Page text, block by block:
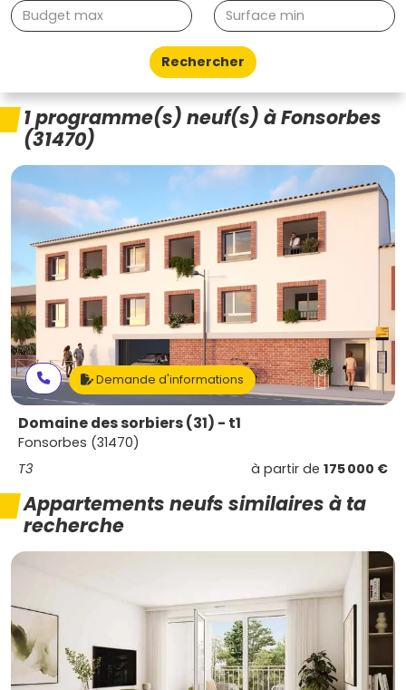
Rechercher
1 programme(s) neuf(s) à Fonsorbes
(31470)
Demande d'informations
Domaine des sorbiers (31) - t1
Fonsorbes (31470)
T3
à partir de 175 000 €
Appartements neufs similaires à ta
recherche